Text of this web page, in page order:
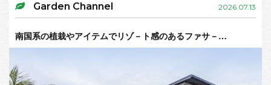
Garden Channel 2026.07.13
南国系の植栽やアイテムでリゾ－ト感のあるファサ－…